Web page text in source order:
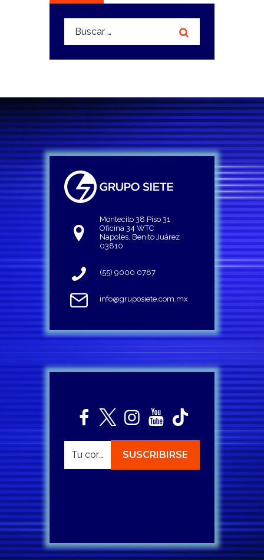
Buscar:
Montecito 38 Piso 31
Oficina 34 WTC
Napoles, Benito Juárez
03810
(55) 9000 0787
info@gruposiete.com.mx